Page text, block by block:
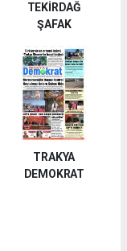
TEKİRDAĞ
ŞAFAK
TRAKYA
DEMOKRAT